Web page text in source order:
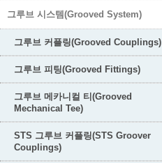
그루브 시스템(Grooved System)
그루브 커플링(Grooved Couplings)
그루브 피팅(Grooved Fittings)
그루브 메카니컬 티(Grooved
Mechanical Tee)
STS 그루브 커플링(STS Groover
Couplings)